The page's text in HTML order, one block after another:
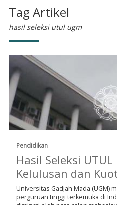
Tag Artikel
hasil seleksi utul ugm
Pendidikan
Hasil Seleksi
Kelulusan dan
Universitas Gadjah Mada (UGM)
perguruan tinggi terkemuka di